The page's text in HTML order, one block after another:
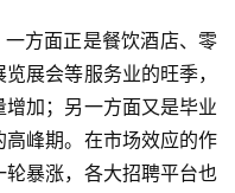
方面正是餐饮酒店、零
展会等服务业的旺季，
加；另一方面又是毕业
峰期。在市场效应的作
暴涨，各大招聘平台也